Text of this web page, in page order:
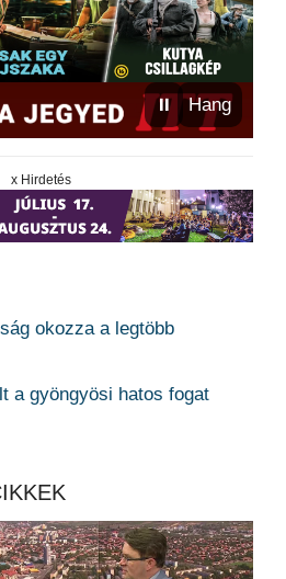
⏸ Hang
x Hirdetés
okozza a legtöbb
a gyöngyösi hatos fogat